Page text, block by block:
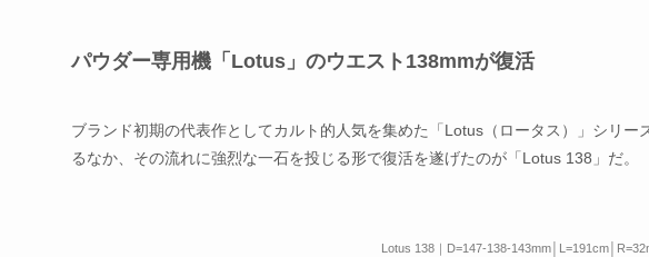
パウダー専用機「Lotus」のウエスト138mmが復活
ブランド初期の代表作としてカルト的人気を集めた「Lotus（ロータス）」シリ
るなか、その流れに強烈な一石を投じる形で復活を遂げたのが「Lotus 138」だ。
Lotus 138｜D=147-138-